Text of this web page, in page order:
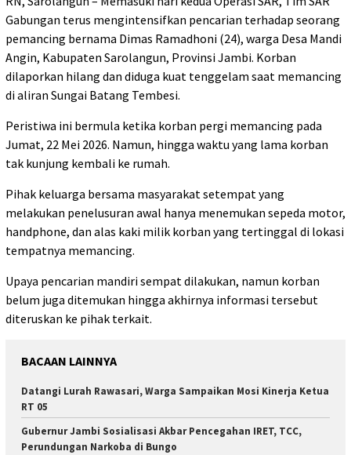
Gabungan terus mengintensifkan pencarian terhadap seorang
pemancing bernama Dimas Ramadhoni (24), warga Desa Mandi
Angin, Kabupaten Sarolangun, Provinsi Jambi. Korban
dilaporkan hilang dan diduga kuat tenggelam saat memancing
di aliran Sungai Batang Tembesi.
Peristiwa ini bermula ketika korban pergi memancing pada
Jumat, 22 Mei 2026. Namun, hingga waktu yang lama korban
tak kunjung kembali ke rumah.
Pihak keluarga bersama masyarakat setempat yang
melakukan penelusuran awal hanya menemukan sepeda motor,
handphone, dan alas kaki milik korban yang tertinggal di lokasi
tempatnya memancing.
Upaya pencarian mandiri sempat dilakukan, namun korban
belum juga ditemukan hingga akhirnya informasi tersebut
diteruskan ke pihak terkait.
BACAAN LAINNYA
Datangi Lurah Rawasari, Warga Sampaikan Mosi Kinerja Ketua
RT 05
Gubernur Jambi Sosialisasi Akbar Pencegahan IRET, TCC,
Perundungan Narkoba di Bungo